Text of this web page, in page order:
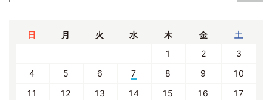
日 月 火 水 木 金 土
1 2
3
4
5 6 7 8 9
10
11
12 13 14 15 16
17